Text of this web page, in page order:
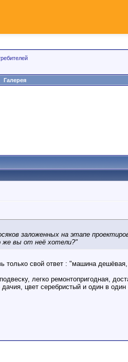
Галерея
заложенных на этапе
же вы от неё хотели?"
только свой ответ : "машина
легко ремонтопригодная,
цвет серебристый и один в